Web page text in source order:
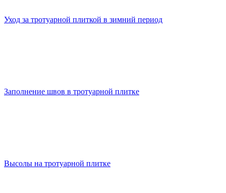
Уход за тротуарной плиткой в зимний период
Заполнение швов в тротуарной плитке
Высолы на тротуарной плитке